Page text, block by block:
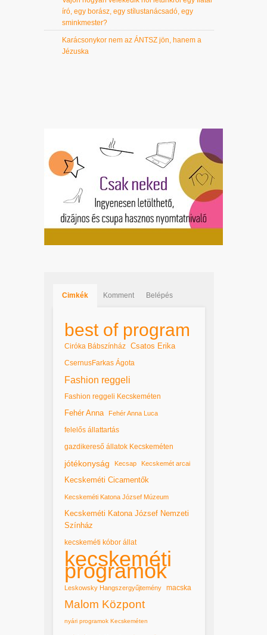
író, egy borász, egy stílustanácsadó, egy
sminkmester?
Karácsonykor nem az ÁNTSZ jön, hanem a
Jézuska
Cimkék Komment Belépés
best of program
Ciróka Bábszínház Csatos Erika
CsernusFarkas Ágota
Fashion reggeli
Fashion reggeli Kecskeméten
Fehér Anna Fehér Anna Luca
felelős állattartás
gazdikereső állatok Kecskeméten
jótékonyság Kecsap Kecskemét arcai
Kecskeméti Cicamentők
Kecskeméti Katona József Múzeum
Kecskeméti Katona József Nemzeti
Színház
kecskeméti kóbor állat
kecskeméti
programok
Leskowsky Hangszergyűjtemény macska
Malom Központ
nyári programok Kecskeméten